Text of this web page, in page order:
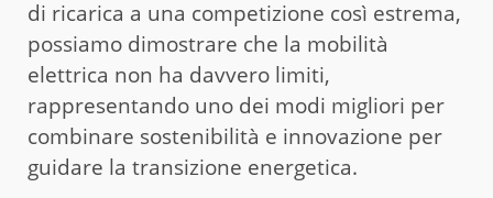
di ricarica a una competizione così estrema,
possiamo dimostrare che la mobilità
elettrica non ha davvero limiti,
rappresentando uno dei modi migliori per
combinare sostenibilità e innovazione per
guidare la transizione energetica.